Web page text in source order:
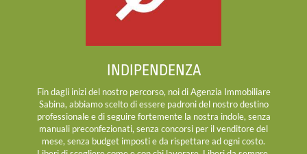
INDIPENDENZA
Fin dagli inizi del nostro percorso, noi di Agenzia Immobiliare
Sabina, abbiamo scelto di essere padroni del nostro destino
professionale e di seguire fortemente la nostra indole, senza
manuali preconfezionati, senza concorsi per il venditore del
mese, senza budget imposti e da rispettare ad ogni costo.